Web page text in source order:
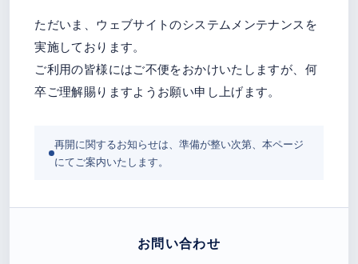
ただいま、ウェブサイトのシステムメンテナンスを
実施しております。
ご利用の皆様にはご不便をおかけいたしますが、何
卒ご理解賜りますようお願い申し上げます。
再開に関するお知らせは、準備が整い次第、本ページ
にてご案内いたします。
お問い合わせ